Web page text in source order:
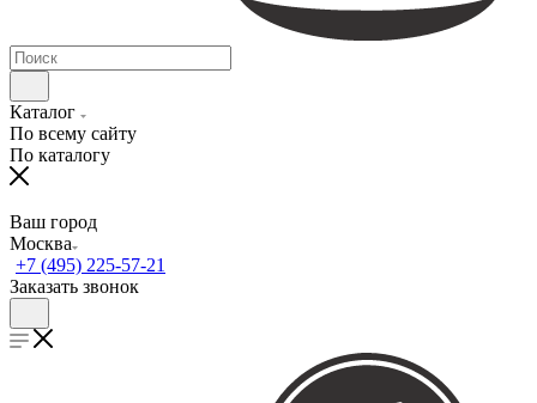
Каталог
По всему сайту
По каталогу
Ваш город
Москва
+7 (495) 225-57-21
Заказать звонок